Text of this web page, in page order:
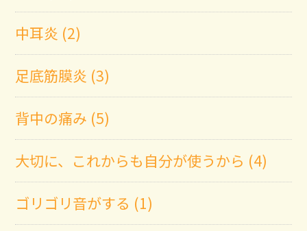
中耳炎 (2)
足底筋膜炎 (3)
背中の痛み (5)
大切に、これからも自分が使うから (4)
ゴリゴリ音がする (1)